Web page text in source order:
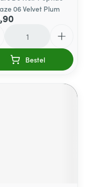
06 Velvet Plum
Bestel